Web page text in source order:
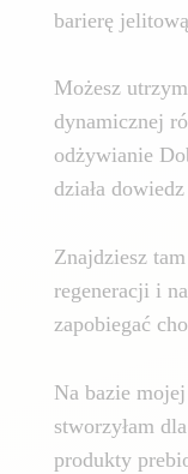
barierę
Możesz
dynamicznej
odżywianie
działa
Znajdziesz
regeneracji i
zapobiegać
Na bazie
stworzyłam
produkty